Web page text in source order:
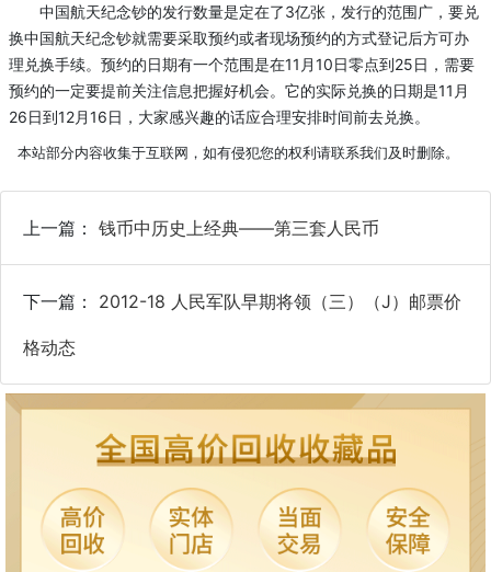
中国航天纪念钞的发行数量是定在了3亿张，发行的范围广，要兑
换中国航天纪念钞就需要采取预约或者现场预约的方式登记后方可办
理兑换手续。预约的日期有一个范围是在11月10日零点到25日，需要
预约的一定要提前关注信息把握好机会。它的实际兑换的日期是11月
26日到12月16日，大家感兴趣的话应合理安排时间前去兑换。
本站部分内容收集于互联网，如有侵犯您的权利请联系我们及时删除。
上一篇： 钱币中历史上经典——第三套人民币
下一篇： 2012-18 人民军队早期将领（三）（J）邮票价
格动态